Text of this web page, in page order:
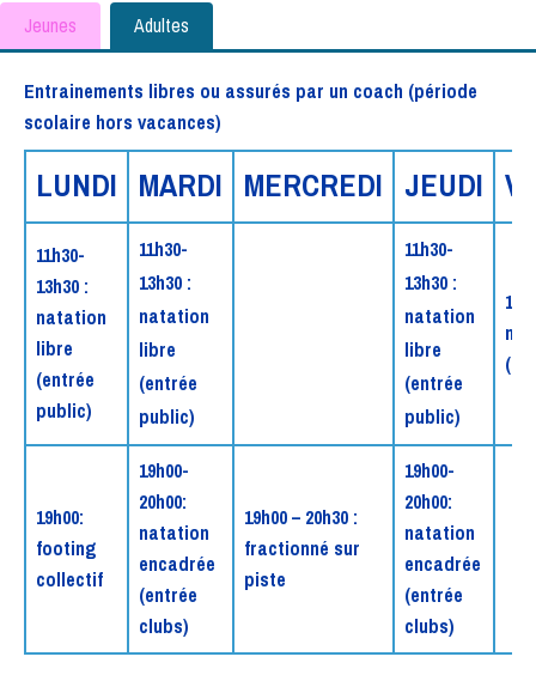
Jeunes
Adultes
Entrainements libres ou assurés par un coach (période
scolaire hors vacances)
LUNDI MARDI MERCREDI JEUDI
11h30-
13h30 :
natation
libre
(entrée
public)
11h30-
13h30 :
natation
libre
(entrée
public)
11h30-
13h30 :
natation
libre
(entrée
public)
19h00:
footing
collectif
19h00-
20h00:
natation
encadrée
(entrée
clubs)
19h00 – 20h30 :
fractionné sur
piste
19h00-
20h00:
natation
encadrée
(entrée
clubs)